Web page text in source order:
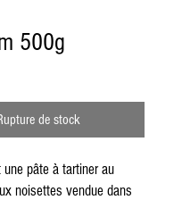
500g
de stock
une pâte à tartiner au
noisettes vendue dans